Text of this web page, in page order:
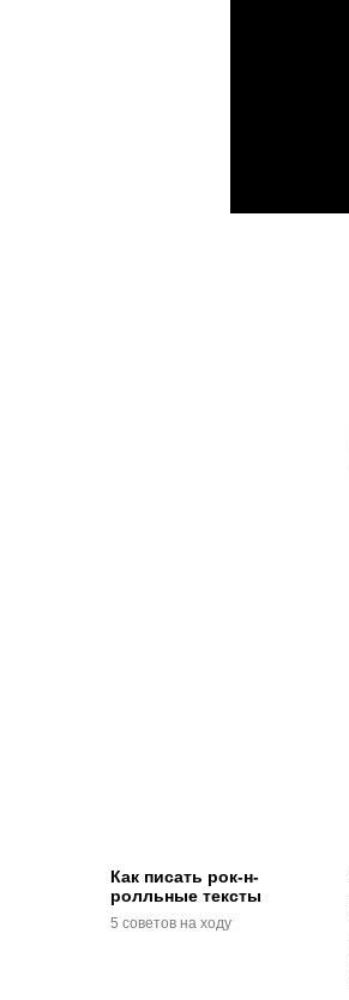
Как писать рок-н-
ролльные тексты
5 советов на ходу